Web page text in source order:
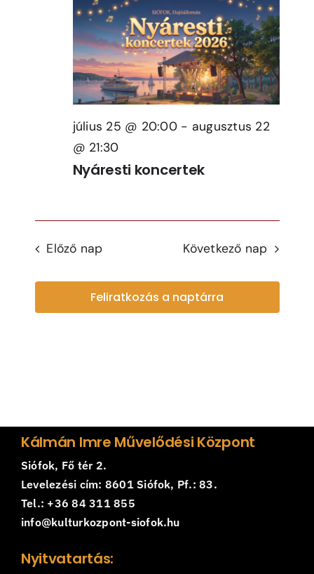
július 25 @ 20:00 - augusztus 22
@ 21:30
Nyáresti koncertek
Előző nap Következő nap
Feliratkozás a naptárra
Kálmán Imre Művelődési Központ
Siófok, Fő tér 2.
Levelezési cím: 8601 Siófok, Pf.: 83.
Tel.: +36 84 311 855
info@kulturkozpont-siofok.hu
Nyitvatartás: